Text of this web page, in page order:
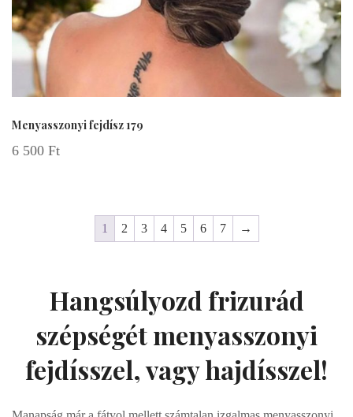
Menyasszonyi fejdísz 179
6 500 Ft
1 2 3 4 5 6 7 →
Hangsúlyozd frizurád
szépségét menyasszonyi
fejdísszel, vagy hajdísszel!